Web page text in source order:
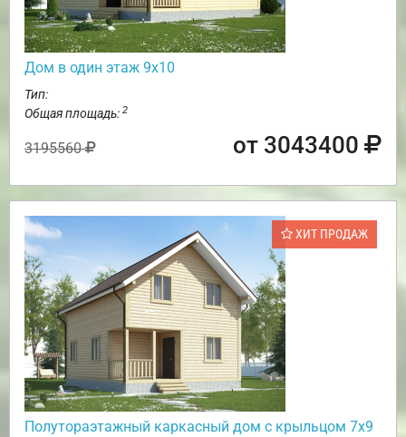
Дом в один этаж 9х10
Тип:
Общая площадь: 2
3195560 от 3043400
ХИТ ПРОДАЖ
Полутораэтажный каркасный дом с крыльцом 7х9